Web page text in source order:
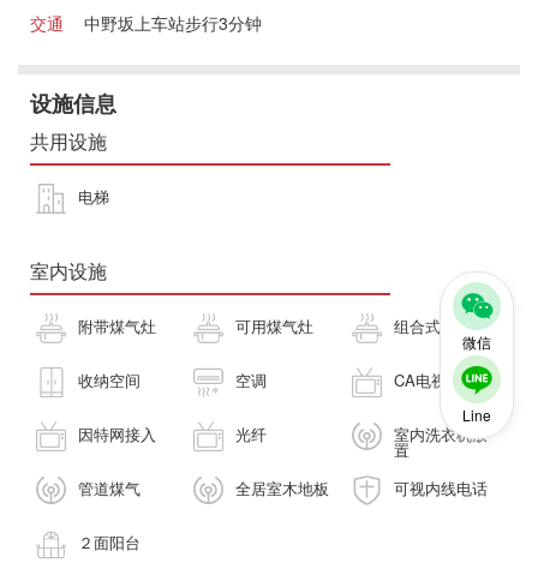
微信
Line
交通
中野坂上车站步行3分钟
设施信息
共用设施
电梯
室内设施
附带煤气灶 可用煤气灶 组合式厨房
收纳空间 空调 CA电视
因特网接入 光纤 室内洗衣机放
置
管道煤气
全居室木地板 可视内线电话
２面阳台